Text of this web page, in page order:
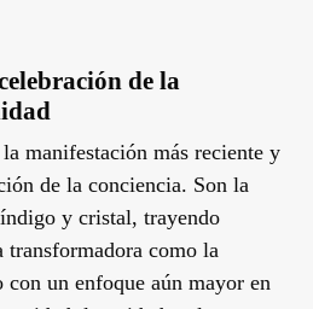
de la
manifestación más reciente y
de la conciencia. Son la
y cristal, trayendo
como la
con un enfoque aún mayor en